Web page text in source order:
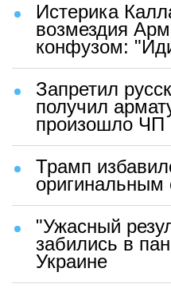
Истерика
возмездия
конфузом:
Запретил
получил
произошло ЧП
Трамп
оригинальным
"Ужасный
забились в
Украине